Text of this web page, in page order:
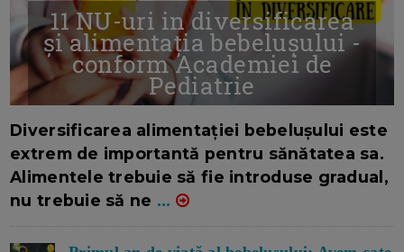
11 NU-uri in diversificarea
și alimentația bebelușului -
conform Academiei de
Pediatrie
Diversificarea alimentației bebelușului este
extrem de importantă pentru sănătatea sa.
Alimentele trebuie să fie introduse gradual,
nu trebuie să ne ...